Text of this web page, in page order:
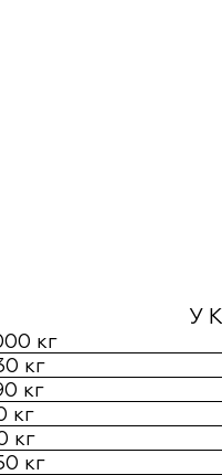
У
кг
кг
кг
кг
кг
кг